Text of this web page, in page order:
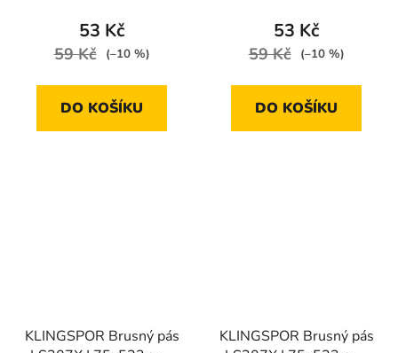
53 Kč
59 Kč (–10 %)
DO KOŠÍKU
53 Kč
59 Kč (–10 %)
DO KOŠÍKU
KLINGSPOR Brusný pás
KLINGSPOR Brusný pás